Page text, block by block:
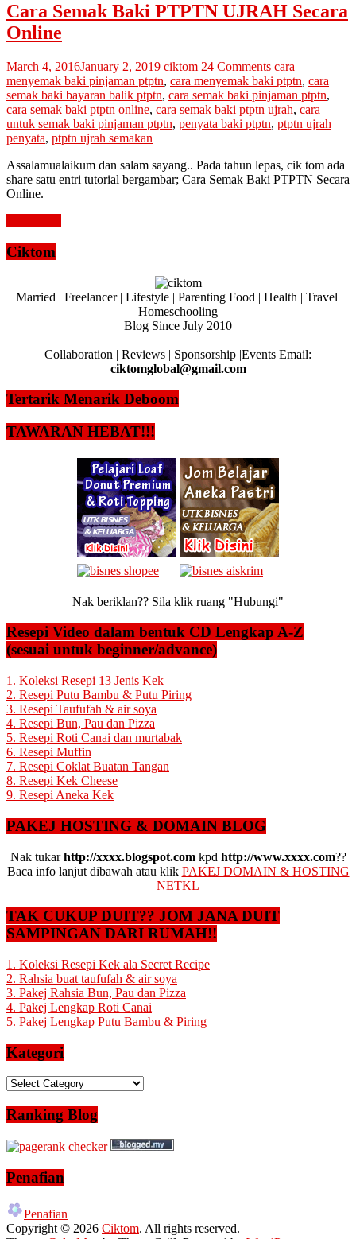
Cara Semak Baki PTPTN UJRAH Secara
Online
March 4, 2016January 2, 2019 ciktom 24 Comments cara
menyemak baki pinjaman ptptn, cara menyemak baki ptptn, cara
semak baki bayaran balik ptptn, cara semak baki pinjaman ptptn,
cara semak baki ptptn online, cara semak baki ptptn ujrah, cara
untuk semak baki pinjaman ptptn, penyata baki ptptn, ptptn ujrah
penyata, ptptn ujrah semakan
Assalamualaikum dan salam sayang.. Pada tahun lepas, cik tom ada
share satu entri tutorial bergambar; Cara Semak Baki PTPTN Secara
Online.
Ciktom
Married | Freelancer | Lifestyle | Parenting Food | Health | Travel|
Homeschooling
Blog Since July 2010
Collaboration | Reviews | Sponsorship |Events Email:
ciktomglobal@gmail.com
Tertarik Menarik Deboom
TAWARAN HEBAT!!!
Nak beriklan?? Sila klik ruang "Hubungi"
Resepi Video dalam bentuk CD Lengkap A-Z
(sesuai untuk beginner/advance)
1. Koleksi Resepi 13 Jenis Kek
2. Resepi Putu Bambu & Putu Piring
3. Resepi Taufufah & air soya
4. Resepi Bun, Pau dan Pizza
5. Resepi Roti Canai dan murtabak
6. Resepi Muffin
7. Resepi Coklat Buatan Tangan
8. Resepi Kek Cheese
9. Resepi Aneka Kek
PAKEJ HOSTING & DOMAIN BLOG
Nak tukarhttp://xxxx.blogspot.comkpd http://www.xxxx.com??
Baca info lanjut dibawah atau klik PAKEJ DOMAIN & HOSTING
NETKL
TAK CUKUP DUIT?? JOM JANA DUIT
SAMPINGAN DARI RUMAH!!
1. Koleksi Resepi Kek ala Secret Recipe
2. Rahsia buat taufufah & air soya
3. Pakej Rahsia Bun, Pau dan Pizza
4. Pakej Lengkap Roti Canai
5. Pakej Lengkap Putu Bambu & Piring
Kategori
Kategori
Ranking Blog
Penafian
Penafian
Copyright © 2026 Ciktom. All rights reserved.